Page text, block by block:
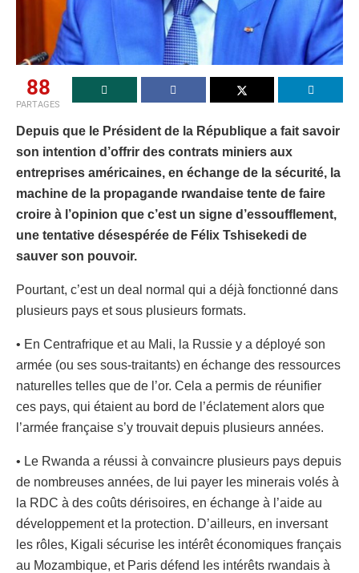
88
PARTAGES
Depuis que le Président de la République a fait savoir
son intention d’offrir des contrats miniers aux
entreprises américaines, en échange de la sécurité, la
machine de la propagande rwandaise tente de faire
croire à l’opinion que c’est un signe d’essoufflement,
une tentative désespérée de Félix Tshisekedi de
sauver son pouvoir.
Pourtant, c’est un deal normal qui a déjà fonctionné dans
plusieurs pays et sous plusieurs formats.
• En Centrafrique et au Mali, la Russie y a déployé son
armée (ou ses sous-traitants) en échange des ressources
naturelles telles que de l’or. Cela a permis de réunifier
ces pays, qui étaient au bord de l’éclatement alors que
l’armée française s’y trouvait depuis plusieurs années.
• Le Rwanda a réussi à convaincre plusieurs pays depuis
de nombreuses années, de lui payer les minerais volés à
la RDC à des coûts dérisoires, en échange à l’aide au
développement et la protection. D’ailleurs, en inversant
les rôles, Kigali sécurise les intérêt économiques français
au Mozambique, et Paris défend les intérêts rwandais à